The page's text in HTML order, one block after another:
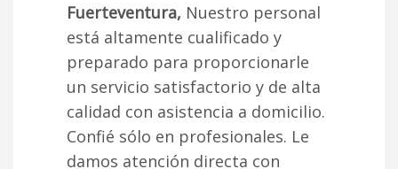
Fuerteventura, Nuestro personal
está altamente cualificado y
preparado para proporcionarle
un servicio satisfactorio y de alta
calidad con asistencia a domicilio.
Confié sólo en profesionales. Le
damos atención directa con